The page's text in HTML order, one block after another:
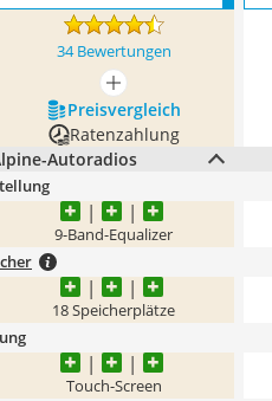
34 Bewertungen
mehr anzeigen
Preis­vergleich
Ratenzahlung
Autoradios
9-Band-Equalizer
18 Speicherplätze
Touch-Screen